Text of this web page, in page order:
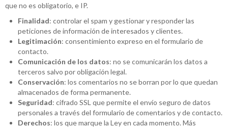
que no es obligatorio, e IP.
Finalidad: controlar el spam y gestionar y responder las
peticiones de información de interesados y clientes.
Legitimación: consentimiento expreso en el formulario de
contacto.
Comunicación de los datos: no se comunicarán los datos a
terceros salvo por obligación legal.
Conservación: los comentarios no se borran por lo que quedan
almacenados de forma permanente.
Seguridad: cifrado SSL que permite el envío seguro de datos
personales a través del formulario de comentarios y de contacto.
Derechos: los que marque la Ley en cada momento. Más